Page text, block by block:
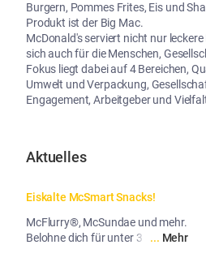
Burgern, Pommes Frites, Eis und
Produkt ist der Big Mac.
McDonald's serviert nicht nur
sich auch für die Menschen,
Fokus liegt dabei auf 4 Bereichen,
Umwelt und Verpackung,
Engagement, Arbeitgeber und
Aktuelles
Eiskalte McSmart Snacks!
McFlurry®, McSundae und mehr.
Belohne dich für unter 3 Euro.
... Mehr